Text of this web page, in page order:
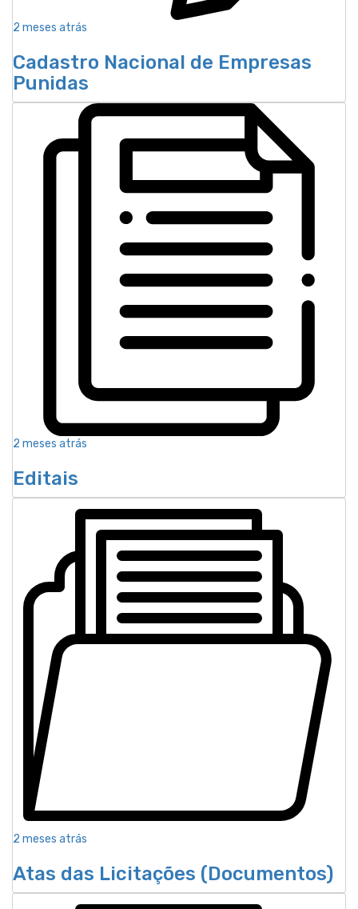
2 meses atrás
Cadastro Nacional de Empresas
Punidas
2 meses atrás
Editais
2 meses atrás
Atas das Licitações (Documentos)